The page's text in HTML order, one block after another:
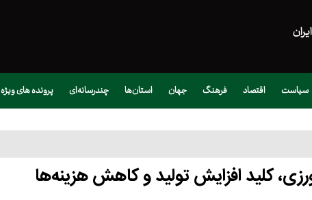
سیاست اقتصاد فرهنگ جهان استان‌ها چندرسانه‌ای پرونده های ویژه
کلید افزایش تولید و کاهش هزینه‌ها